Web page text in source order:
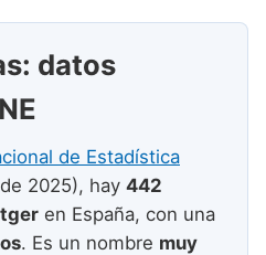
que empiezan por S
que empiezan por T
que empiezan por U
que empiezan por V
que empiezan por W
que empiezan por X
datos
de Estadística
2025), hay 442
en España, con una
. Es un nombre muy